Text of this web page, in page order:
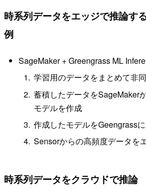
時系列データをエッジで推論す
例
SageMaker + Greengrass ML
学習用のデータをまとめて非
蓄積したデータをSageMaker
モデルを作成
作成したモデルをGeengrass
Sensorからの高頻度データを
時系列データをクラウドで推論